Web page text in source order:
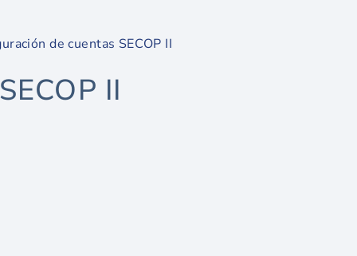
de cuentas SECOP II
II